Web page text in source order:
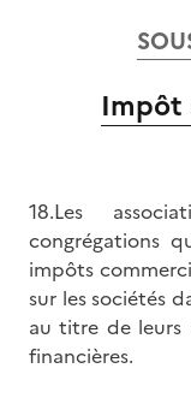
Impôt
18.Les
congrégations
impôts
sur les sociétés
au titre de leurs
financières.